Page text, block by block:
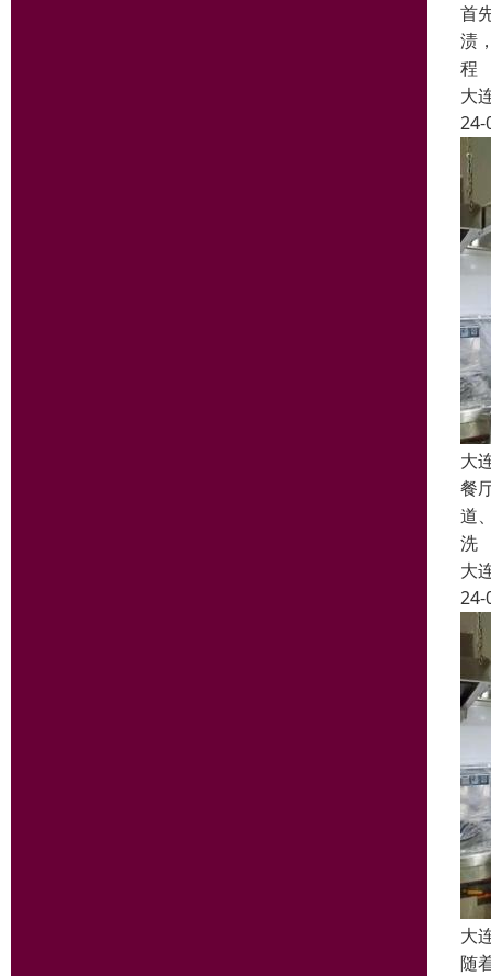
首
渍
程
大
24-
大
餐
道
洗
大
24-
大
随